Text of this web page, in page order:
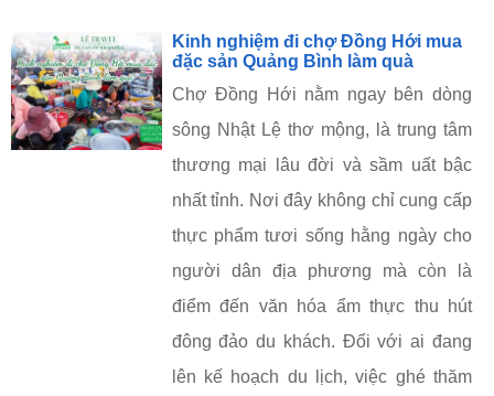
Kinh nghiệm đi chợ Đồng Hới mua
đặc sản Quảng Bình làm quà
Chợ Đồng Hới nằm ngay bên dòng
sông Nhật Lệ thơ mộng, là trung tâm
thương mại lâu đời và sầm uất bậc
nhất tỉnh. Nơi đây không chỉ cung cấp
thực phẩm tươi sống hằng ngày cho
người dân địa phương mà còn là
điểm đến văn hóa ẩm thực thu hút
đông đảo du khách. Đối với ai đang
lên kế hoạch du lịch, việc ghé thăm